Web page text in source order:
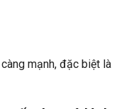
mạnh, đặc biệt là